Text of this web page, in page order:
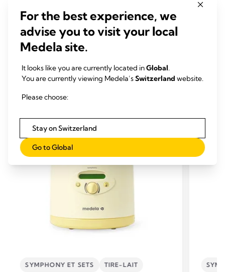
Ramsay DT, Kent JC, Hartmann RA and Hartmann PE (2005)
Journal of anatomy, 206:525-534
PRODUITS ASSOCIÉS
SYMPHONY ET SETS TIRE-LAIT
For the best experience, we
advise you to visit your local
Medela site.
It looks like you are currently located inGlobal.
You are currently viewing Medela’sSwitzerland website.
Please choose:
Stay on Switzerland
Go to Global